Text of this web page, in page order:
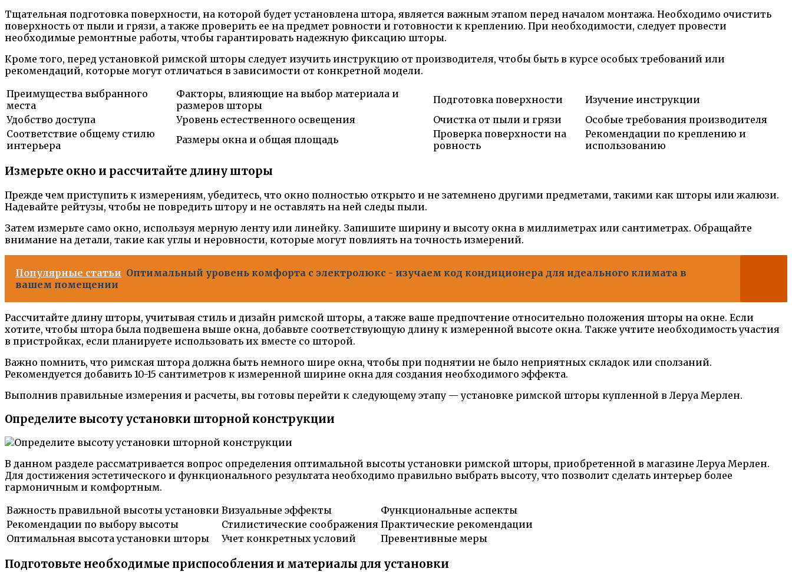
Тщательная подготовка поверхности, на которой будет установлена штора, является важным этапом перед началом монтажа. Необходимо очистить
поверхность от пыли и грязи, а также проверить ее на предмет ровности и готовности к креплению. При необходимости, следует провести
необходимые ремонтные работы, чтобы гарантировать надежную фиксацию шторы.
Кроме того, перед установкой римской шторы следует изучить инструкцию от производителя, чтобы быть в курсе особых требований или
рекомендаций, которые могут отличаться в зависимости от конкретной модели.
Преимущества выбранного
места
Факторы, влияющие на выбор материала и
размеров шторы
Подготовка поверхности
Изучение инструкции
Удобство доступа
Уровень естественного освещения Очистка от пыли и грязи
Особые требования производителя
Соответствие общему стилю
интерьера
Размеры окна и общая площадь
Проверка поверхности на
ровность
Рекомендации по креплению и
использованию
Измерьте окно и рассчитайте длину шторы
Прежде чем приступить к измерениям, убедитесь, что окно полностью открыто и не затемнено другими предметами, такими как шторы или жалюзи.
Надевайте рейтузы, чтобы не повредить штору и не оставлять на ней следы пыли.
Затем измерьте само окно, используя мерную ленту или линейку. Запишите ширину и высоту окна в миллиметрах или сантиметрах. Обращайте
внимание на детали, такие как углы и неровности, которые могут повлиять на точность измерений.
Популярные статьи Оптимальный уровень комфорта с электролюкс - изучаем код кондиционера для идеального климата в
вашем помещении
Рассчитайте длину шторы, учитывая стиль и дизайн римской шторы, а также ваше предпочтение относительно положения шторы на окне. Если
хотите, чтобы штора была подвешена выше окна, добавьте соответствующую длину к измеренной высоте окна. Также учтите необходимость участия
в пристройках, если планируете использовать их вместе со шторой.
Важно помнить, что римская штора должна быть немного шире окна, чтобы при поднятии не было неприятных складок или сползаний.
Рекомендуется добавить 10-15 сантиметров к измеренной ширине окна для создания необходимого эффекта.
Выполнив правильные измерения и расчеты, вы готовы перейти к следующему этапу — установке римской шторы купленной в Леруа Мерлен.
Определите высоту установки шторной конструкции
В данном разделе рассматривается вопрос определения оптимальной высоты установки римской шторы, приобретенной в магазине Леруа Мерлен.
Для достижения эстетического и функционального результата необходимо правильно выбрать высоту, что позволит сделать интерьер более
гармоничным и комфортным.
Важность правильной высоты установки Визуальные эффекты
Функциональные аспекты
Рекомендации по выбору высоты
Стилистические соображения Практические рекомендации
Оптимальная высота установки шторы
Учет конкретных условий Превентивные меры
Подготовьте необходимые приспособления и материалы для установки